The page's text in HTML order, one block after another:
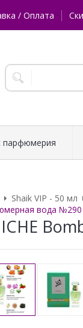
/ Оплата
парфюмерия
Shaik VIP - 50 мл
вода №290